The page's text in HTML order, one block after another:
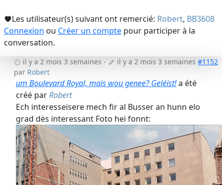
Les utilisateur(s) suivant ont remercié: Robert, BB3608
Connexion ou Créer un comptepour participer à la
conversation.
il y a 2 mois 3 semaines - il y a 2 mois 3 semaines #1152
par Robert
um Boulevard Royal, mais wou genee? Geléist!a été
créé parRobert
Ech interesseisere mech fir al Busser an hunn elo
grad dës interessant Foto hei fonnt: